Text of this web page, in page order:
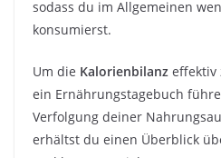
sodass du im Allgemeinen
konsumierst.
Um die Kalorienbilanz effektiv
ein Ernährungstagebuch
Verfolgung deiner
erhältst du einen Überblick